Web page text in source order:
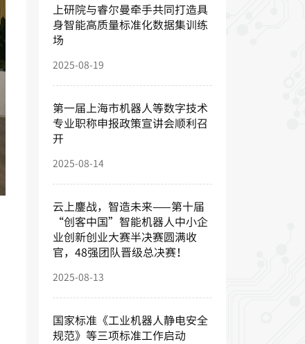
上研院与睿尔曼牵手共同打造具
身智能高质量标准化数据集训练
场
2025-08-19
第一届上海市机器人等数字技术
专业职称申报政策宣讲会顺利召
开
2025-08-14
云上鏖战，智造未来——第十届
“创客中国”智能机器人中小企
业创新创业大赛半决赛圆满收
官，48强团队晋级总决赛！
2025-08-13
国家标准《工业机器人静电安全
规范》等三项标准工作启动